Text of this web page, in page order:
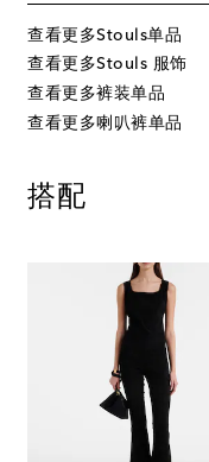
查看更多Stouls单品
查看更多Stouls 服饰
查看更多裤装单品
查看更多喇叭裤单品
搭配